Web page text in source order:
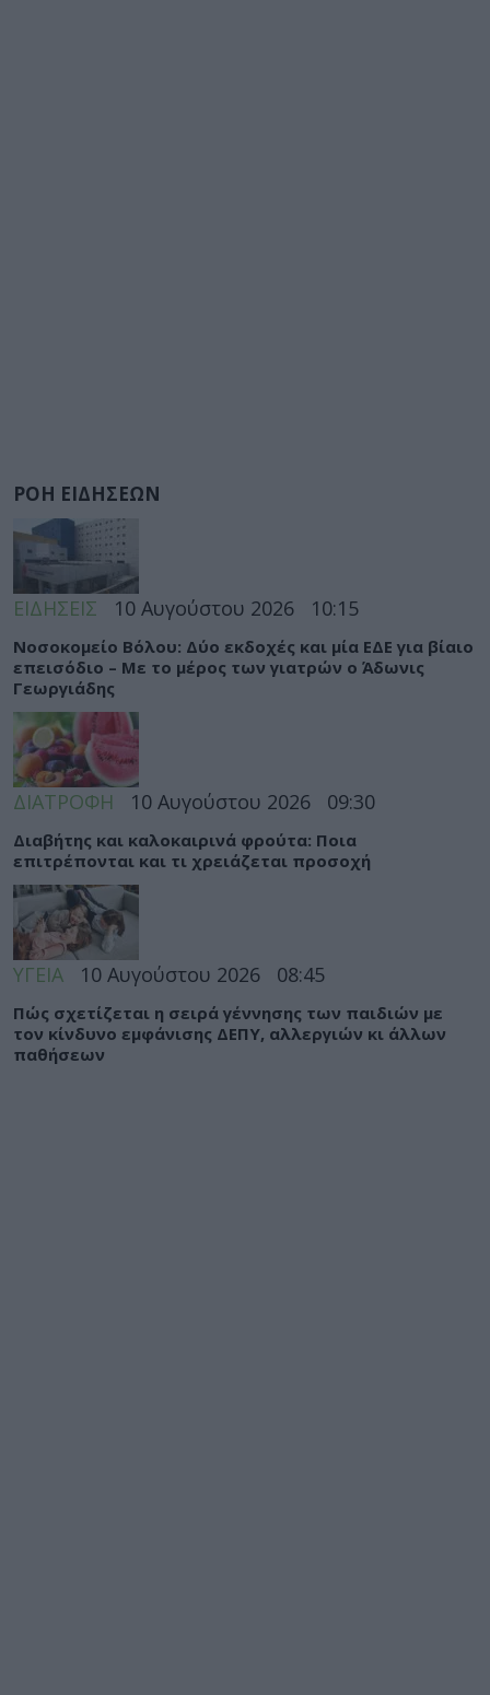
ΡΟΗ ΕΙΔΗΣΕΩΝ
ΕΙΔΗΣΕΙΣ 10 Αυγούστου 2026 10:15
Νοσοκομείο Βόλου: Δύο εκδοχές και μία ΕΔΕ για βίαιο
επεισόδιο – Με το μέρος των γιατρών ο Άδωνις
Γεωργιάδης
ΔΙΑΤΡΟΦΗ 10 Αυγούστου 2026 09:30
Διαβήτης και καλοκαιρινά φρούτα: Ποια
επιτρέπονται και τι χρειάζεται προσοχή
ΥΓΕΙΑ 10 Αυγούστου 2026 08:45
Πώς σχετίζεται η σειρά γέννησης των παιδιών με
τον κίνδυνο εμφάνισης ΔΕΠΥ, αλλεργιών κι άλλων
παθήσεων